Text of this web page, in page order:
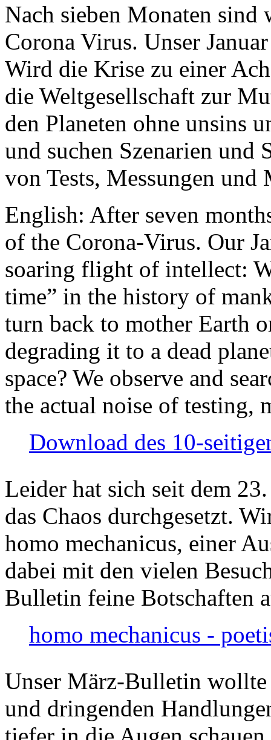
Nach sieben Monaten
Corona Virus. Unser
Wird die Krise zu einer
die Weltgesellschaft zur
den Planeten ohne unsins
und suchen Szenarien und
von Tests, Messungen und
English: After seven
of the Corona-Virus. Our
soaring flight of intellect:
time” in the history of
turn back to mother Earth
degrading it to a dead
space? We observe and
the actual noise of testing,
Download des 10-
Leider hat sich seit dem
das Chaos durchgesetzt.
homo mechanicus, einer
dabei mit den vielen
Bulletin feine Botschaften
homo mechanicus -
Unser März-Bulletin
und dringenden